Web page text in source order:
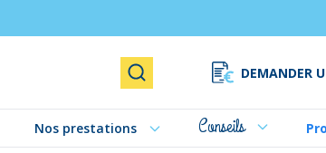
Rechercher DEMANDER
Nos prestations Conseils